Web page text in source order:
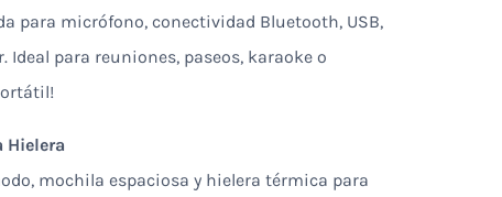
para micrófono, conectividad Bluetooth, USB,
para reuniones, paseos, karaoke o
Hielera
mochila espaciosa y hielera térmica para